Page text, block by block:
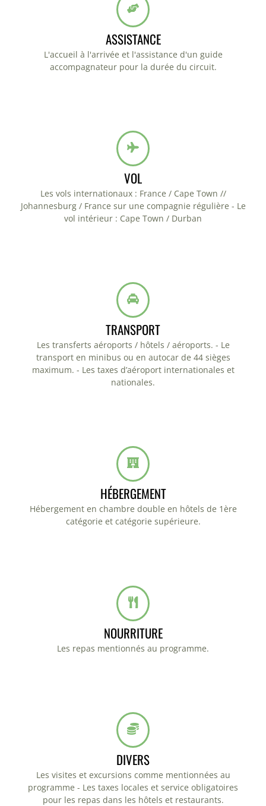
ASSISTANCE
L'accueil à l'arrivée et l'assistance d'un guide
accompagnateur pour la durée du circuit.
VOL
Les vols internationaux : France / Cape Town //
Johannesburg / France sur une compagnie régulière - Le
vol intérieur : Cape Town / Durban
TRANSPORT
Les transferts aéroports / hôtels / aéroports. - Le
transport en minibus ou en autocar de 44 sièges
maximum. - Les taxes d’aéroport internationales et
nationales.
HÉBERGEMENT
Hébergement en chambre double en hôtels de 1ère
catégorie et catégorie supérieure.
NOURRITURE
Les repas mentionnés au programme.
DIVERS
Les visites et excursions comme mentionnées au
programme - Les taxes locales et service obligatoires
pour les repas dans les hôtels et restaurants.